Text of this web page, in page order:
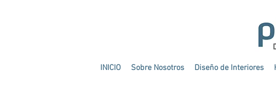
INICIO Sobre Nosotros Diseño de Interiores